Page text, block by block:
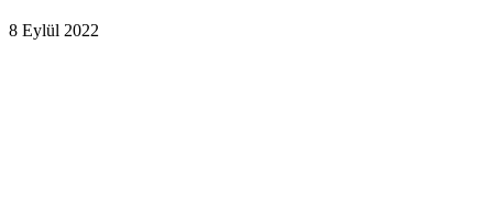
8 Eylül 2022